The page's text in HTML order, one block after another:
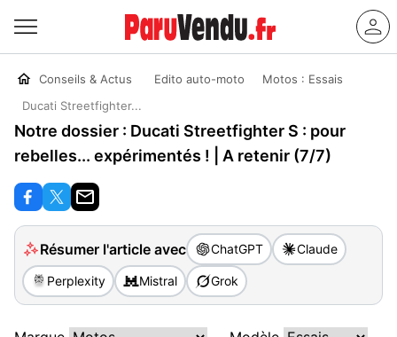
Conseils & Actus Edito auto-moto
Motos : Essais
Ducati Streetfighter...
Notre dossier : Ducati Streetfighter S : pour
rebelles... expérimentés ! | A retenir (7/7)
Résumer l'article avec ChatGPT Claude
Perplexity Mistral Grok